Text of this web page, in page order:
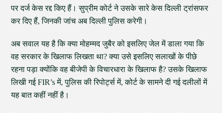
पर दर्ज केस रद्द किए हैं। सुप्रीम कोर्ट ने उसके सारे केस दिल्ली ट्रांसफर
कर दिए हैं, जिनकी जांच अब दिल्ली पुलिस करेगी।
अब सवाल यह है कि क्या मोहम्मद जुबैर को इसलिए जेल में डाला गया कि
वह सरकार के खिलाफ लिखता था? क्या उसे इसलिए सलाखों के पीछे
रहना पड़ा क्योंकि वह बीजेपी के विचारधारा के खिलाफ है? उसके खिलाफ
लिखी गई FIR’s में, पुलिस की रिपोर्ट्स में, कोर्ट के सामने दी गई दलीलों में
यह बात कहीं नहीं है।